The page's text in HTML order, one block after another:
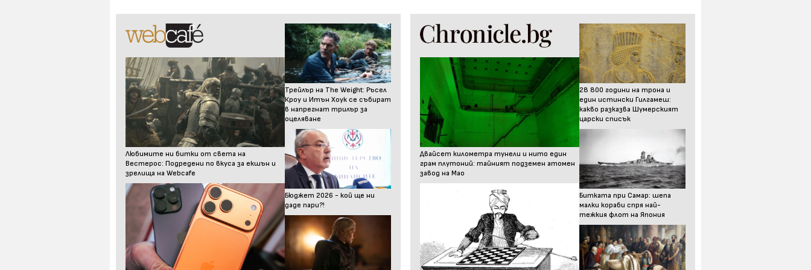
Любимите ни битки от света на
Вестерос: Подредени по вкуса за екшън и
зрелища на Webcafe
Трейлър на The Weight: Ръсел
Кроу и Итън Хоук се събират
в напрегнат трилър за
оцеляване
Бюджет 2026 - кой ще ни
даде пари?!
Двайсет километра тунели и нито един
грам плутоний: тайният подземен атомен
завод на Мао
28 800 години на трона и
един истински Гилгамеш:
какво разказва Шумерският
царски списък
Битката при Самар: шепа
малки кораби спря най-
тежкия флот на Япония